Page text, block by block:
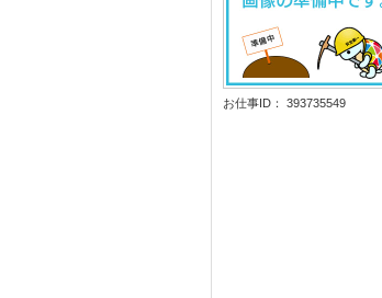
お仕事ID： 393735549